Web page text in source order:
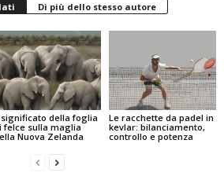
Di più dello stesso autore
della foglia
felce sulla maglia
Nuova Zelanda
Le racchette da padel in
kevlar: bilanciamento,
controllo e potenza